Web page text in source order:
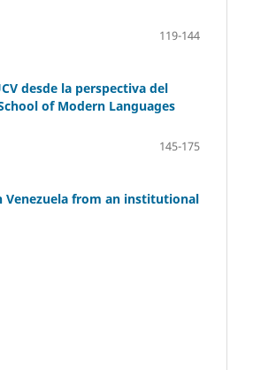
119-144
desde la perspectiva del
of Modern Languages
145-175
Venezuela from an institutional